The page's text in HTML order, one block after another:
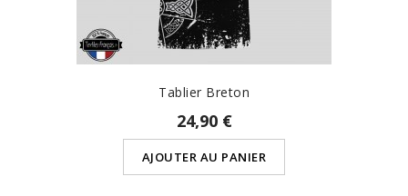
Tablier Breton
24,90 €
AJOUTER AU PANIER